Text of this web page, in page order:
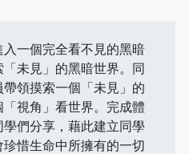
一個完全看不見的黑暗
未見」的黑暗世界。同
領摸索一個「未見」的
視角」看世界。完成體
們分享，藉此建立同學
惜生命中所擁有的一切